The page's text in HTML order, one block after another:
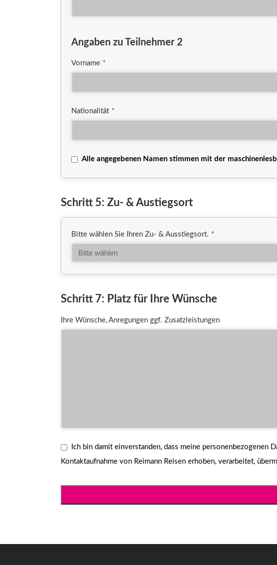
Angaben zu Teilnehmer 2
Vorname *
Nationalität *
Alle angegebenen Namen stimmen mit der
Name
Schritt 5: Zu- & Austiegsort
Bitte wählen Sie Ihren Zu- & Ausstiegsort. *
Schritt 7: Platz für Ihre Wünsche
Ihre Wünsche, Anregungen ggf. Zusatzleistungen
Ich bin damit einverstanden, dass meine personenbezogenen
Kontaktaufnahme von Reimann Reisen erhoben, verarbeitet,